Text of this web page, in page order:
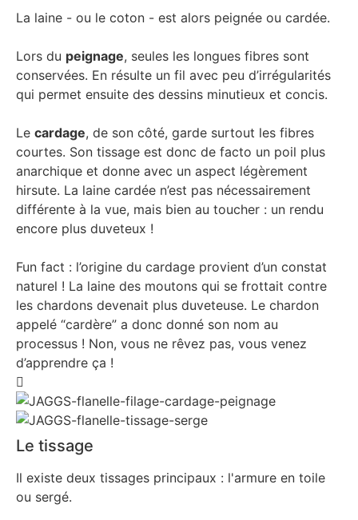
La laine - ou le coton - est alors peignée ou cardée.
Lors du peignage, seules les longues fibres sont
conservées. En résulte un fil avec peu d’irrégularités
qui permet ensuite des dessins minutieux et concis.
Le cardage, de son côté, garde surtout les fibres
courtes. Son tissage est donc de facto un poil plus
anarchique et donne avec un aspect légèrement
hirsute. La laine cardée n’est pas nécessairement
différente à la vue, mais bien au toucher : un rendu
encore plus duveteux !
Fun fact : l’origine du cardage provient d’un constat
naturel ! La laine des moutons qui se frottait contre
les chardons devenait plus duveteuse. Le chardon
appelé “cardère” a donc donné son nom au
processus ! Non, vous ne rêvez pas, vous venez
d’apprendre ça !
Le tissage
Il existe deux tissages principaux : l'armure en toile
ou sergé.